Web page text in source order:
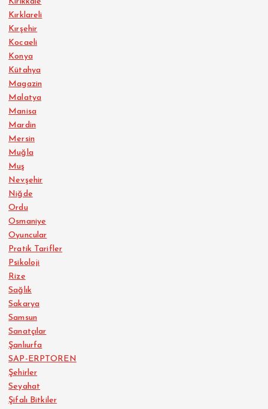
Kırklareli
Kırşehir
Kocaeli
Konya
Kütahya
Magazin
Malatya
Manisa
Mardin
Mersin
Muğla
Muş
Nevşehir
Niğde
Ordu
Osmaniye
Oyuncular
Pratik Tarifler
Psikoloji
Rize
Sağlık
Sakarya
Samsun
Sanatçılar
Şanlıurfa
SAP-ERPTOREN
Şehirler
Seyahat
Şifalı Bitkiler